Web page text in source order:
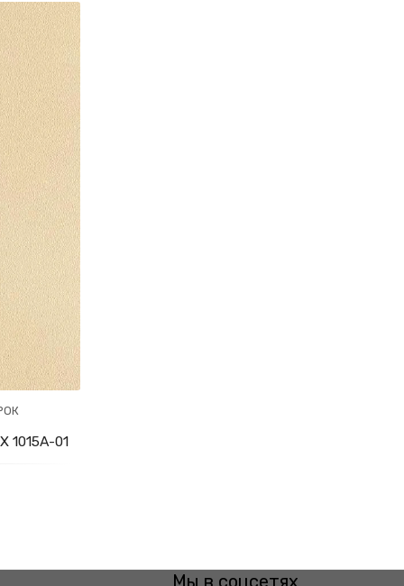
1015A-01
Мы в соцсетях